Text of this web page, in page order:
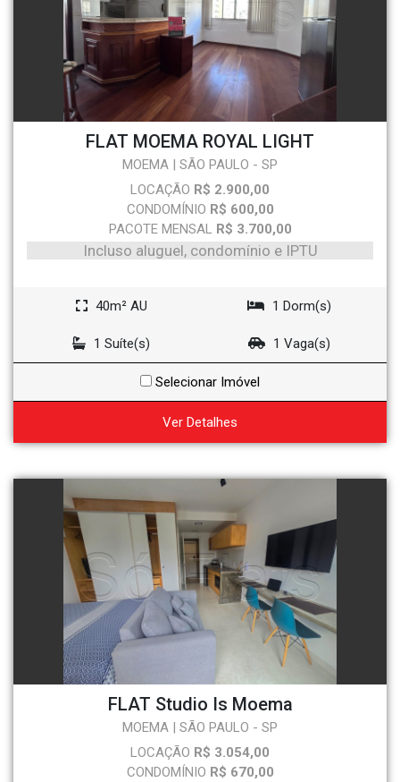
FLAT MOEMA ROYAL LIGHT
MOEMA | SÃO PAULO - SP
LOCAÇÃO R$ 2.900,00
CONDOMÍNIO R$ 600,00
PACOTE MENSAL R$ 3.700,00
Incluso aluguel, condomínio e IPTU
40m² AU 1 Dorm(s)
1 Suíte(s) 1 Vaga(s)
Selecionar Imóvel
Ver Detalhes
FLAT Studio Is Moema
MOEMA | SÃO PAULO - SP
LOCAÇÃO R$ 3.054,00
CONDOMÍNIO R$ 670,00